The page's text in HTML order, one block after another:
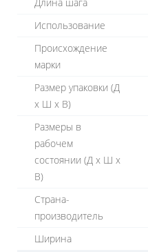
Использование
Происхождение
марки
Размер упаковки (Д
х Ш х В)
Размеры в
рабочем
состоянии (Д х Ш х
В)
Страна-
производитель
Ширина